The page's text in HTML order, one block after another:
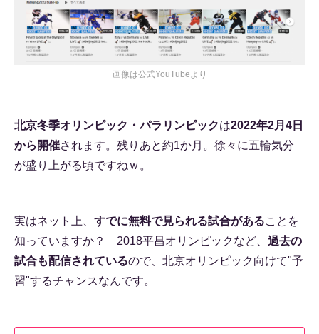
画像は公式YouTubeより
北京冬季オリンピック・パラリンピックは2022年2月4日
から開催されます。残りあと約1か月。徐々に五輪気分
が盛り上がる頃ですねｗ。
実はネット上、 すでに無料で見られる試合があることを
知っていますか？ 2018平昌オリンピックなど、 過去の
試合も配信されているので、北京オリンピック向けて"予
習"するチャンスなんです。